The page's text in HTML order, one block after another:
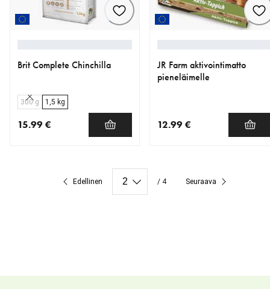
Brit Complete Chinchilla
300 g 1,5 kg
15.99 €
JR Farm aktivointimatto
pieneläimelle
12.99 €
Edellinen / 4 Seuraava